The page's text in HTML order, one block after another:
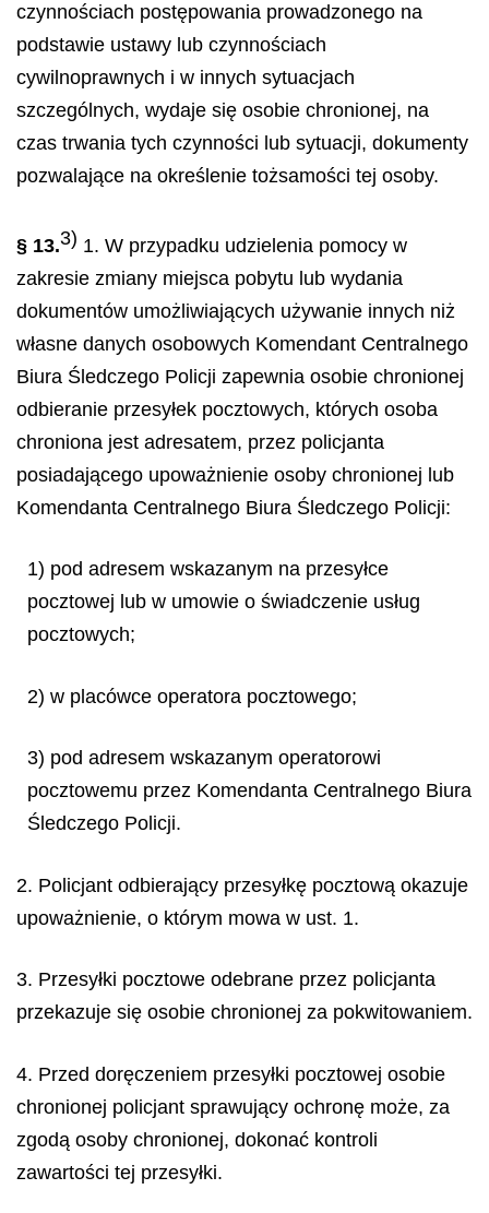
czynnościach postępowania prowadzonego na
podstawie ustawy lub czynnościach
cywilnoprawnych i w innych sytuacjach
szczególnych, wydaje się osobie chronionej, na
czas trwania tych czynności lub sytuacji, dokumenty
pozwalające na określenie tożsamości tej osoby.
§ 13.3) 1. W przypadku udzielenia pomocy w
zakresie zmiany miejsca pobytu lub wydania
dokumentów umożliwiających używanie innych niż
własne danych osobowych Komendant Centralnego
Biura Śledczego Policji zapewnia osobie chronionej
odbieranie przesyłek pocztowych, których osoba
chroniona jest adresatem, przez policjanta
posiadającego upoważnienie osoby chronionej lub
Komendanta Centralnego Biura Śledczego Policji:
1) pod adresem wskazanym na przesyłce
pocztowej lub w umowie o świadczenie usług
pocztowych;
2) w placówce operatora pocztowego;
3) pod adresem wskazanym operatorowi
pocztowemu przez Komendanta Centralnego Biura
Śledczego Policji.
2. Policjant odbierający przesyłkę pocztową okazuje
upoważnienie, o którym mowa w ust. 1.
3. Przesyłki pocztowe odebrane przez policjanta
przekazuje się osobie chronionej za pokwitowaniem.
4. Przed doręczeniem przesyłki pocztowej osobie
chronionej policjant sprawujący ochronę może, za
zgodą osoby chronionej, dokonać kontroli
zawartości tej przesyłki.